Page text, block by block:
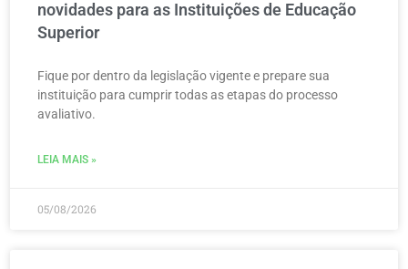
novidades para as Instituições de Educação
Superior
Fique por dentro da legislação vigente e prepare sua
instituição para cumprir todas as etapas do processo
avaliativo.
LEIA MAIS »
05/08/2026